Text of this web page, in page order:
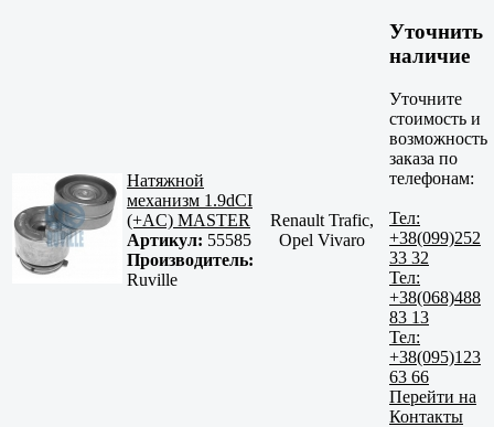
Натяжной
механизм 1.9dCI
(+AC) MASTER
Артикул: 55585
Производитель:
Ruville
Renault Trafic,
Opel Vivaro
Уточнить
наличие
Уточните
стоимость и
возможность
заказа по
телефонам:
Тел:
+38(099)252
33 32
Тел:
+38(068)488
83 13
Тел:
+38(095)123
63 66
Перейти на
Контакты